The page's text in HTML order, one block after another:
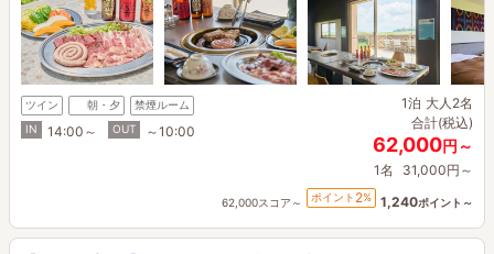
ツイン 朝・夕
禁煙ルーム
IN
14:00～ OUT ～10:00
1泊 大人2名
合計(税込)
62,000円～
1名 31,000円～
62,000スコア～ ポイント 2% 1,240ポイント～